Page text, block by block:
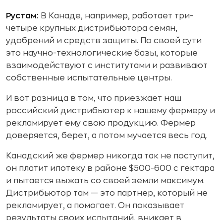
Рустам: В Канаде, например, работает три-
четыре крупных дистрибьютора семян,
удобрений и средств защиты. По своей сути
это научно-технологические базы, которые
взаимодействуют с институтами и развивают
собственные испытательные центры.
И вот разница в том, что приезжает наш
российский дистрибьютер к нашему фермеру и
рекламирует ему свою продукцию. Фермер
доверяется, берет, а потом мучается весь год.
Канадский же фермер никогда так не поступит,
он платит ипотеку в районе $500-600 с гектара
и пытается выжать со своей земли максимум.
Дистрибьютор там — это партнер, который не
рекламирует, а помогает. Он показывает
результаты своих испытаний, вникает в